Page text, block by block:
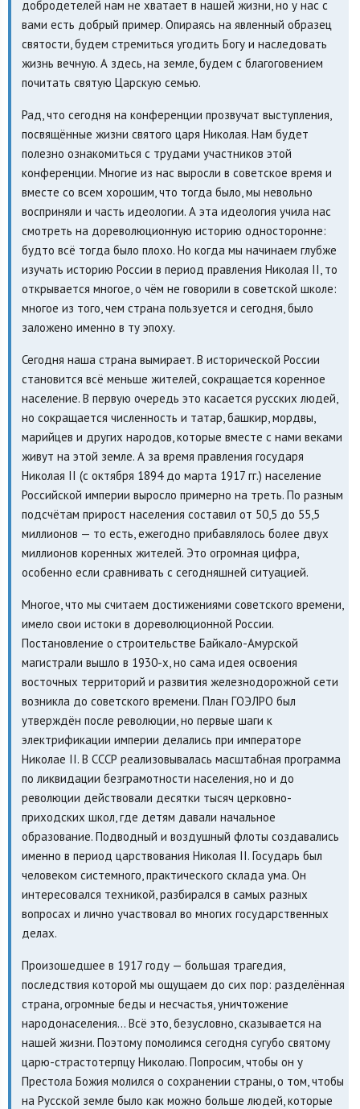
добродетелей нам не хватает в нашей жизни, но у нас с
вами есть добрый пример. Опираясь на явленный образец
святости, будем стремиться угодить Богу и наследовать
жизнь вечную. А здесь, на земле, будем с благоговением
почитать святую Царскую семью.
Рад, что сегодня на конференции прозвучат выступления,
посвящённые жизни святого царя Николая. Нам будет
полезно ознакомиться с трудами участников этой
конференции. Многие из нас выросли в советское время и
вместе со всем хорошим, что тогда было, мы невольно
восприняли и часть идеологии. А эта идеология учила нас
смотреть на дореволюционную историю односторонне:
будто всё тогда было плохо. Но когда мы начинаем глубже
изучать историю России в период правления Николая II, то
открывается многое, о чём не говорили в советской школе:
многое из того, чем страна пользуется и сегодня, было
заложено именно в ту эпоху.
Сегодня наша страна вымирает. В исторической России
становится всё меньше жителей, сокращается коренное
население. В первую очередь это касается русских людей,
но сокращается численность и татар, башкир, мордвы,
марийцев и других народов, которые вместе с нами веками
живут на этой земле. А за время правления государя
Николая II (с октября 1894 до марта 1917 гг.) население
Российской империи выросло примерно на треть. По разным
подсчётам прирост населения составил от 50,5 до 55,5
миллионов — то есть, ежегодно прибавлялось более двух
миллионов коренных жителей. Это огромная цифра,
особенно если сравнивать с сегодняшней ситуацией.
Многое, что мы считаем достижениями советского времени,
имело свои истоки в дореволюционной России.
Постановление о строительстве Байкало-Амурской
магистрали вышло в 1930-х, но сама идея освоения
восточных территорий и развития железнодорожной сети
возникла до советского времени. План ГОЭЛРО был
утверждён после революции, но первые шаги к
электрификации империи делались при императоре
Николае II. В СССР реализовывалась масштабная программа
по ликвидации безграмотности населения, но и до
революции действовали десятки тысяч церковно-
приходских школ, где детям давали начальное
образование. Подводный и воздушный флоты создавались
именно в период царствования Николая II. Государь был
человеком системного, практического склада ума. Он
интересовался техникой, разбирался в самых разных
вопросах и лично участвовал во многих государственных
делах.
Произошедшее в 1917 году — большая трагедия,
последствия которой мы ощущаем до сих пор: разделённая
страна, огромные беды и несчастья, уничтожение
народонаселения… Всё это, безусловно, сказывается на
нашей жизни. Поэтому помолимся сегодня сугубо святому
царю-страстотерпцу Николаю. Попросим, чтобы он у
Престола Божия молился о сохранении страны, о том, чтобы
на Русской земле было как можно больше людей, которые